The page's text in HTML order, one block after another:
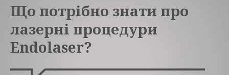
Що потрібно знати про
лазерні процедури
Endolaser?